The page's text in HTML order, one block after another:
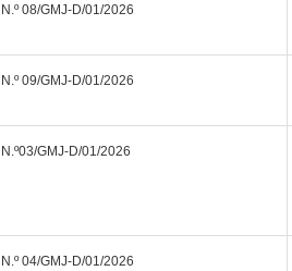
N.º 08/GMJ-D/01/2026
N.º 09/GMJ-D/01/2026
N.º03/GMJ-D/01/2026
N.º 04/GMJ-D/01/2026